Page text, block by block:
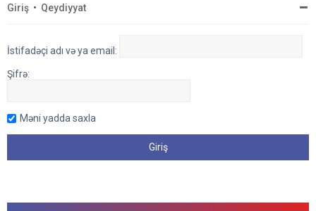
Giriş • Qeydiyyat
İstifadəçi adı və ya email:
Şifrə:
Məni yadda saxla